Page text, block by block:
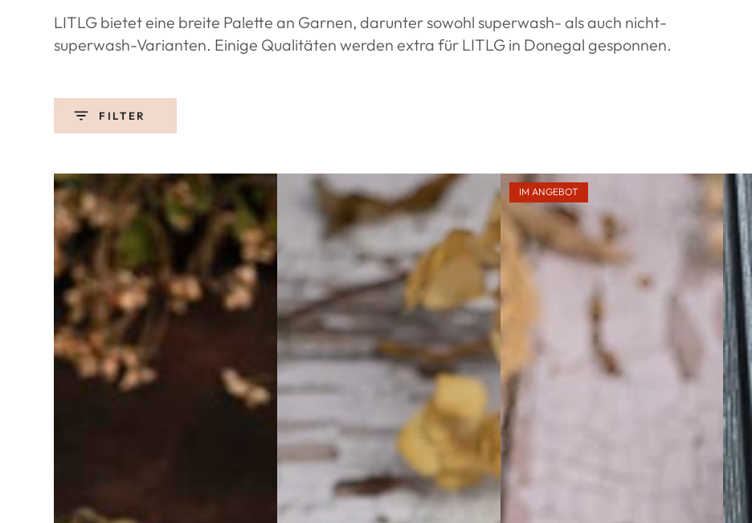
LITLG bietet eine breite Palette an Garnen, darunter sowohl superwash- als auch nicht-
superwash-Varianten. Einige Qualitäten werden extra für LITLG in Donegal gesponnen.
FILTER
IM ANGEBOT